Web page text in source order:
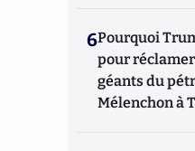
6Pourquoi
pour
géants du
Mélenchon à